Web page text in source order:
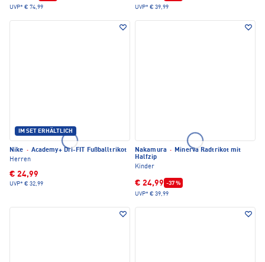
UVP* € 74,99 UVP* € 39,99
IM SET ERHÄLTLICH
Nike · Academy+ Dri-FIT Fußballtrikot
Herren
€ 24,99
UVP* € 32,99
Nakamura · Minerva Radtrikot mit
Halfzip
Kinder
€ 24,99 -37 %
UVP* € 39,99